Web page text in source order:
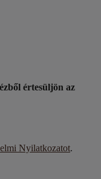
értesüljön az
Nyilatkozatot.